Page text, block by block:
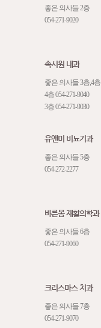
좋은 의사들 2층
054-271-9020
속시원 내과
좋은 의사들 3층,4층
4층054-271-9040
3층054-271-9030
유앤미 비뇨기과
좋은 의사들 5층
054-272-2277
바른몸 재활의학과
좋은 의사들 6층
054-271-9060
크리스마스 치과
좋은 의사들 7층
054-271-9070